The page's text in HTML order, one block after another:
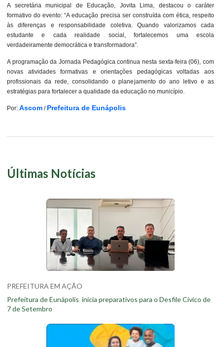
A secretária municipal de Educação, Jovita Lima, destacou o caráter
formativo do evento: “A educação precisa ser construída com ética, respeito
às diferenças e responsabilidade coletiva. Quando valorizamos cada
estudante e cada realidade social, fortalecemos uma escola
verdadeiramente democrática e transformadora”.
A programação da Jornada Pedagógica continua nesta sexta-feira (06), com
novas atividades formativas e orientações pedagógicas voltadas aos
profissionais da rede, consolidando o planejamento do ano letivo e as
estratégias para fortalecer a qualidade da educação no município.
Por: Ascom / Prefeitura de Eunápolis
Últimas Notícias
PREFEITURA EM AÇÃO
Prefeitura de Eunápolis inicia preparativos para o Desfile Cívico de
7 de Setembro